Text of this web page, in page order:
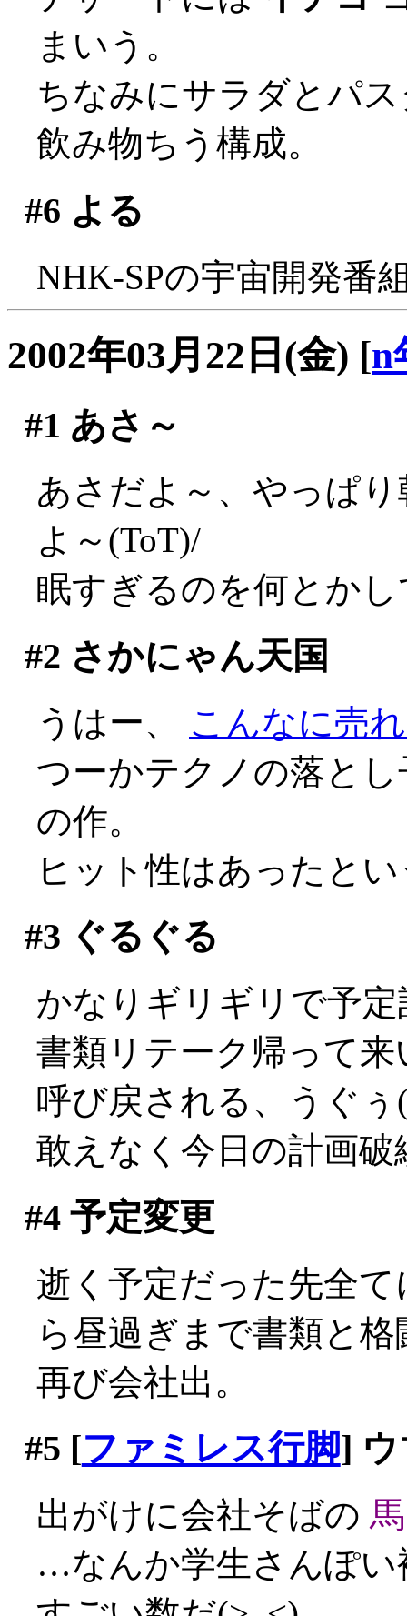
まいう。
ちなみにサラダとパ
飲み物ちう構成。
#6 よる
NHK-SPの宇宙開発番
2002年03月22日(金) [n
#1 あさ～
あさだよ～、やっぱ
よ～(ToT)/
眠すぎるのを何とか
#2 さかにゃん天国
うはー、 こんなに売
つーかテクノの落と
の作。
ヒット性はあったと
#3 ぐるぐる
かなりギリギリで予
書類リテーク帰って
呼び戻される、うぐぅ
敢えなく今日の計画破
#4予定変更
逝く予定だった先全
ら昼過ぎまで書類と格
再び会社出。
#5 [ファミレス行脚]
出がけに会社そばの 馬
…なんか学生さんぽい